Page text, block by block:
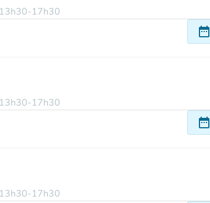
17h30
date_range
17h30
date_range
17h30